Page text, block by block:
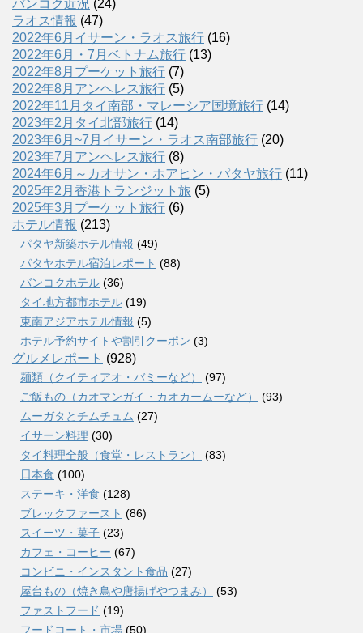
バンコク近況 (24)
ラオス情報 (47)
2022年6月イサーン・ラオス旅行 (16)
2022年6月・7月ベトナム旅行 (13)
2022年8月プーケット旅行 (7)
2022年8月アンヘレス旅行 (5)
2022年11月タイ南部・マレーシア国境旅行 (14)
2023年2月タイ北部旅行 (14)
2023年6月~7月イサーン・ラオス南部旅行 (20)
2023年7月アンヘレス旅行 (8)
2024年6月～カオサン・ホアヒン・パタヤ旅行 (11)
2025年2月香港トランジット旅 (5)
2025年3月プーケット旅行 (6)
ホテル情報 (213)
パタヤ新築ホテル情報 (49)
パタヤホテル宿泊レポート (88)
バンコクホテル (36)
タイ地方都市ホテル (19)
東南アジアホテル情報 (5)
ホテル予約サイトや割引クーポン (3)
グルメレポート (928)
麺類（クイティアオ・バミーなど）
(97)
ご飯もの（カオマンガイ・カオカームーなど）
(93)
ムーガタとチムチュム (27)
イサーン料理 (30)
タイ料理全般（食堂・レストラン）
(83)
日本食 (100)
ステーキ・洋食 (128)
ブレックファースト (86)
スイーツ・菓子 (23)
カフェ・コーヒー (67)
コンビニ・インスタント食品 (27)
屋台もの（焼き鳥や唐揚げやつまみ）
(53)
ファストフード (19)
フードコート・市場 (50)